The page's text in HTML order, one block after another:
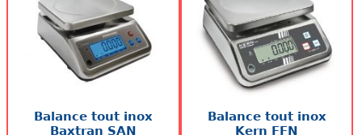
Balance tout inox
Baxtran SAN
Balance tout inox
Kern FFN